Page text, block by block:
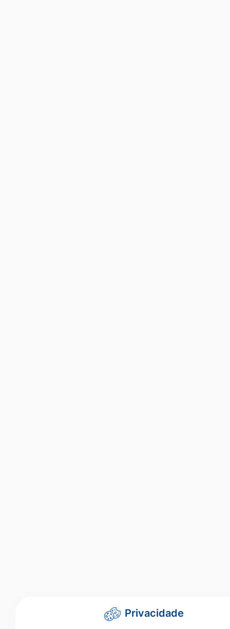
Privacidade